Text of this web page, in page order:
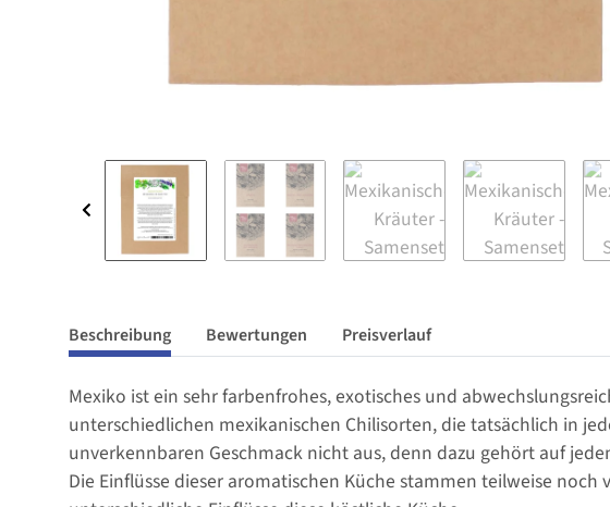
Beschreibung Bewertungen Preisverlauf
Mexiko ist ein sehr farbenfrohes, exotisches und
unterschiedlichen mexikanischen Chilisorten, die tatsächlich in
unverkennbaren Geschmack nicht aus, denn dazu gehört auf
Die Einflüsse dieser aromatischen Küche stammen teilweise